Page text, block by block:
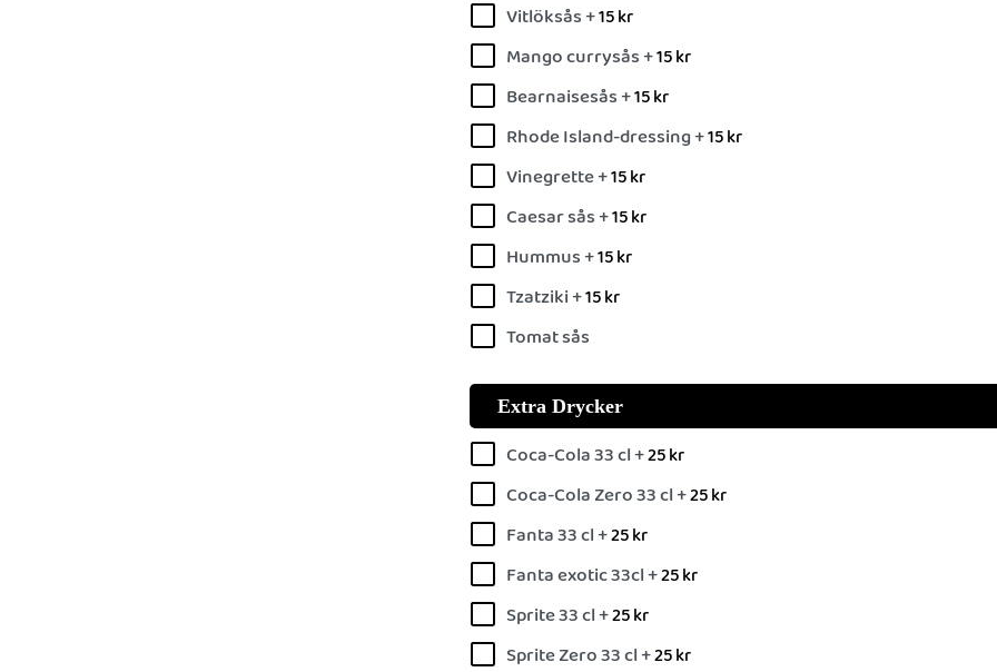
Vitlöksås +15kr
Mango currysås +15kr
Bearnaisesås +15kr
Rhode Island-dressing +15kr
Vinegrette +15kr
Caesar sås +15kr
Hummus +15kr
Tzatziki +15kr
Tomat sås
Extra Drycker
Coca-Cola 33 cl +25kr
Coca-Cola Zero 33 cl +25kr
Fanta 33 cl +25kr
Fanta exotic 33cl +25kr
Sprite 33 cl +25kr
Sprite Zero 33 cl +25kr